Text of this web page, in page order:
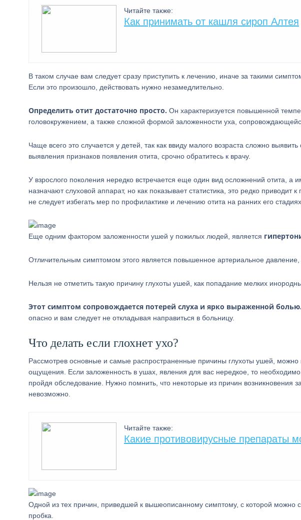
Читайте также:
Как принимать от кашля сироп Алтея
В таком случае вам следует сразу приступить к лечению, иначе за такими
Если это произошло, действовать нужно незамедлительно.
Определить отит достаточно просто. Он характеризуется повышенной
головокружением, а также сложной формой заложенности уха,
Чаще всего это случается у детей, так как ввиду малого возраста сложно
выявления признаков появления отита, срочно обратитесь к врачу.
У взрослого поколения нередко встречается еще один вид осложнений отита, а
назначают слуховой аппарат, но как показывает статистика, это редко приводит
не следует избегать мер по профилактике и лечению отита на ранних его стадиях.
Еще одним фактором заложенности ушей у пожилых людей, является
Отличительным симптомом этого является повышенное артериальное давление,
Нельзя не отметить такую причину глухоты ушей, как попадание мелких
Этот симптом сопровождается потерей слуха и ярко выраженной болью.
опасно и вам следует не откладывая направиться в больницу.
Что делать если глохнет ухо?
Рассмотрев основные и самые распространенные причины глухоты ушей, можно
ощущения. Если заложенность в ушах, явления для вас нередкое, то
пройдя обследование. Нужно помнить, что некоторые из причин возникновения
невозможно.
Читайте также:
Какие противовирусные препараты
Одной из тех причин, приведшей к вышеописанному симптому, с которой можно
пробка.